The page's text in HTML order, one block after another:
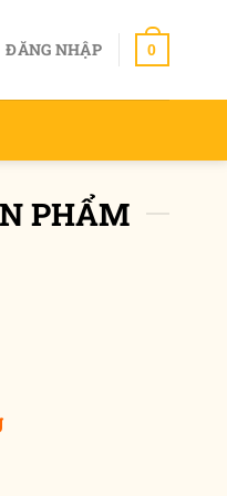
ĐĂNG NHẬP 0
PHẨM